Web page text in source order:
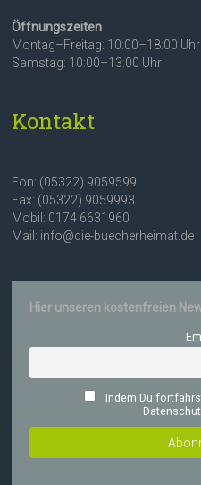
Öffnungszeiten
Montag–Freitag: 10:00–18:00 Uhr
Samstag: 10:00–13:00 Uhr
Kontakt
Fon: (05322) 9059599
Fax: (05322) 9059993
Mobil: 0174 6631960
Mail: info@die-buecherheimat.de
Hier unseren kostenfreien
Indem Du